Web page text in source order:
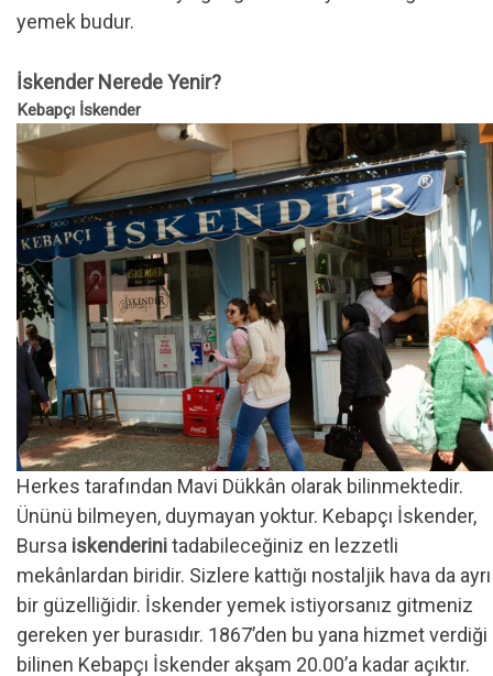
yemek budur.
İskender Nerede Yenir?
Kebapçı İskender
Herkes tarafından Mavi Dükkân olarak bilinmektedir.
Ününü bilmeyen, duymayan yoktur. Kebapçı İskender,
Bursa iskenderinitadabileceğiniz en lezzetli
mekânlardan biridir. Sizlere kattığı nostaljik hava da ayrı
bir güzelliğidir. İskender yemek istiyorsanız gitmeniz
gereken yer burasıdır. 1867’den bu yana hizmet verdiği
bilinen Kebapçı İskender akşam 20.00’a kadar açıktır.